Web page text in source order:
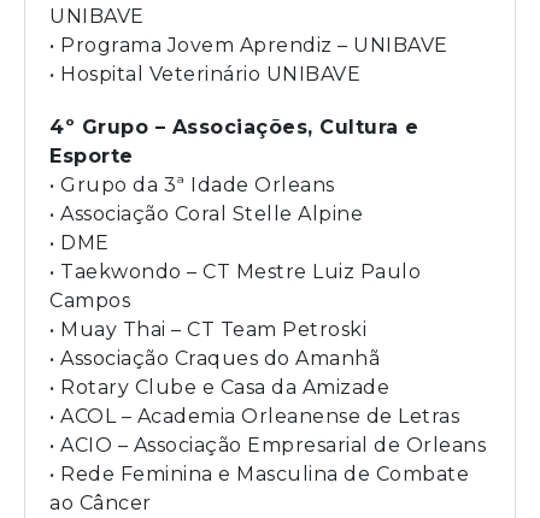
UNIBAVE
• Programa Jovem Aprendiz – UNIBAVE
• Hospital Veterinário UNIBAVE
4º Grupo – Associações, Cultura e
Esporte
• Grupo da 3ª Idade Orleans
• Associação Coral Stelle Alpine
• DME
• Taekwondo – CT Mestre Luiz Paulo
Campos
• Muay Thai – CT Team Petroski
• Associação Craques do Amanhã
• Rotary Clube e Casa da Amizade
• ACOL – Academia Orleanense de Letras
• ACIO – Associação Empresarial de Orleans
• Rede Feminina e Masculina de Combate
ao Câncer